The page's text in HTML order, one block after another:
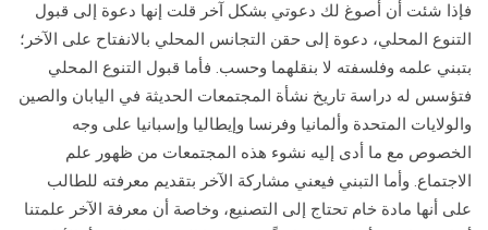
فإذا شئت أن أصوغ لك دعوتي بشكل آخر قلت إنها دعوة إلى قبول
التنوع المحلي، دعوة إلى حقن التجانس المحلي بالانفتاح على الآخر؛
بتبني علمه وفلسفته لا بنقلهما وحسب. فأما قبول التنوع المحلي
فتؤسس له دراسة تاريخ نشأة المجتمعات الحديثة في اليابان والصين
والولايات المتحدة وألمانيا وفرنسا وإيطاليا وإسبانيا على وجه
الخصوص مع ما أدى إليه نشوء هذه المجتمعات من ظهور علم
الاجتماع. وأما التبني فيعني مشاركة الآخر بتقديم معرفته للطالب
على أنها مادة خام تحتاج إلى التصنيع، وخاصة أن معرفة الآخر علمتنا